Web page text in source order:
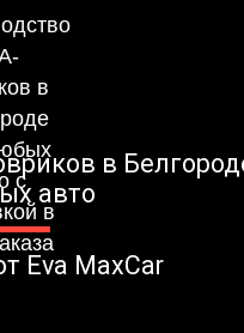
в
авто
Eva MaxCar